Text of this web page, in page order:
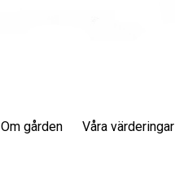
Om gården Våra värderingar